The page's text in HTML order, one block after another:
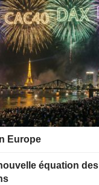
Europe
équation des